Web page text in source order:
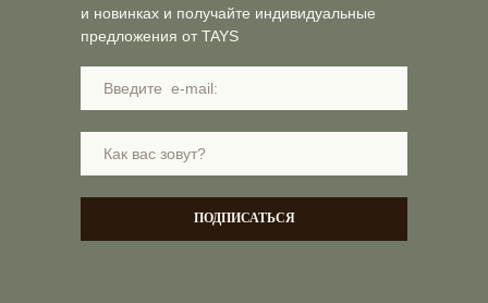
и новинках и получайте индивидуальные
предложения от TAYS
ПОДПИСАТЬСЯ